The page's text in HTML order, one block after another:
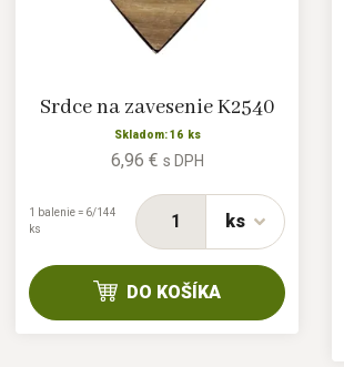
Srdce na zavesenie K2540
Skladom: 16 ks
6,96 € s DPH
ks
1 balenie = 6/144
ks
DO KOŠÍKA